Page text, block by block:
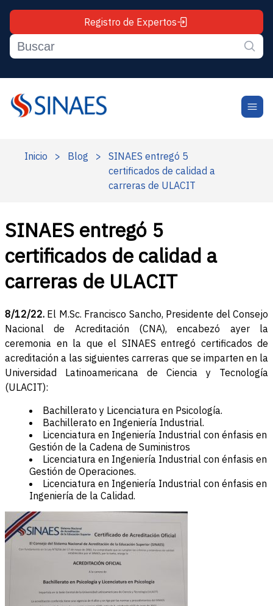
Registro de Expertos
Inicio > Blog >
SINAES entregó 5
certificados de calidad a
carreras de ULACIT
SINAES entregó 5
certificados de calidad a
carreras de ULACIT
8/12/22. El M.Sc. Francisco Sancho, Presidente del Consejo
Nacional de Acreditación (CNA), encabezó ayer la
ceremonia en la que el SINAES entregó certificados de
acreditación a las siguientes carreras que se imparten en la
Universidad Latinoamericana de Ciencia y Tecnología
(ULACIT):
Bachillerato y Licenciatura en Psicología.
Bachillerato en Ingeniería Industrial.
Licenciatura en Ingeniería Industrial con énfasis en
Gestión de la Cadena de Suministros
Licenciatura en Ingeniería Industrial con énfasis en
Gestión de Operaciones.
Licenciatura en Ingeniería Industrial con énfasis en
Ingeniería de la Calidad.